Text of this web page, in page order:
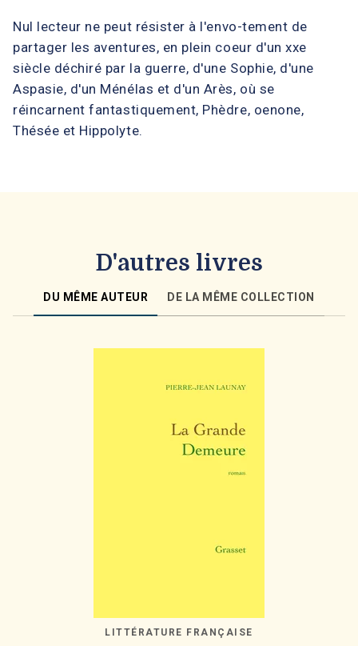
Nul lecteur ne peut résister à l'envo-tement de
partager les aventures, en plein coeur d'un xxe
siècle déchiré par la guerre, d'une Sophie, d'une
Aspasie, d'un Ménélas et d'un Arès, où se
réincarnent fantastiquement, Phèdre, oenone,
Thésée et Hippolyte.
D'autres livres
DU MÊME AUTEUR DE LA MÊME COLLECTION
LITTÉRATURE FRANÇAISE